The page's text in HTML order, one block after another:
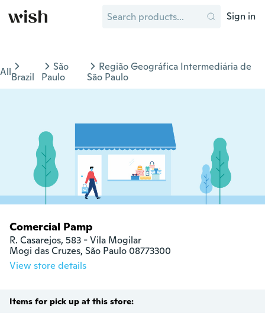
Sign in
AllBrazil
São
Paulo
Região Geográfica Intermediária de
São Paulo
Comercial Pamp
R. Casarejos, 583 - Vila Mogilar
Mogi das Cruzes, São Paulo 08773300
View store details
Items for pick up at this store: